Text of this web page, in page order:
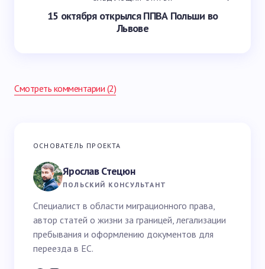
15 октября открылся ППВА Польши во
Львове
Смотреть комментарии (2)
Ваш адрес email не будет опубликован.
Ваше имя *
Email *
ОСНОВАТЕЛЬ ПРОЕКТА
Ярослав Стецюн
ПОЛЬСКИЙ КОНСУЛЬТАНТ
Специалист в области миграционного права,
автор статей о жизни за границей, легализации
пребывания и оформлению документов для
переезда в ЕС.